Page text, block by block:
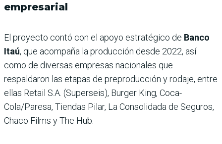
empresarial
El proyecto contó con el apoyo estratégico de Banco
Itaú, que acompaña la producción desde 2022, así
como de diversas empresas nacionales que
respaldaron las etapas de preproducción y rodaje, entre
ellas Retail S.A. (Superseis), Burger King, Coca-
Cola/Paresa, Tiendas Pilar, La Consolidada de Seguros,
Chaco Films y The Hub.